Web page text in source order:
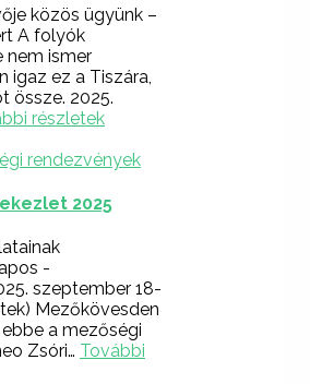
közös ügyünk –
A folyók
nem ismer
igaz ez a Tiszára,
össze. 2025.
részletek
rendezvények
2025
-
szeptember 18-
Mezőkövesden
a mezőségi
Zsóri… További